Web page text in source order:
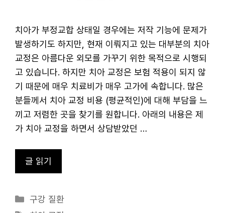
치아가 부정교합 상태일 경우에는 저작 기능에 문제가
발생하기도 하지만, 현재 이뤄지고 있는 대부분의 치아
교정은 아름다운 외모를 가꾸기 위한 목적으로 시행되
고 있습니다. 하지만 치아 교정은 보험 적용이 되지 않
기 때문에 매우 치료비가 매우 고가에 속합니다. 많은
분들께서 치아 교정 비용 (평균적인)에 대해 부담을 느
끼고 저렴한 곳을 찾기를 원합니다. 아래의 내용은 제
가 치아 교정을 하면서 상담받았던 …
글 읽기
카
구강 질환